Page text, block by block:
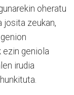
oheratu
josita zeukan,
ezin geniola
irudia